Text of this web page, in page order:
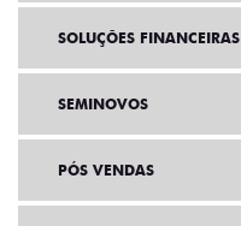
SOLUÇÕES FINANCEIRAS
SEMINOVOS
PÓS VENDAS